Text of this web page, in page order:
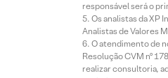
responsável será o
Os analistas da XP
Analistas de Valores
O atendimento de
Resolução CVM nº
realizar consultoria,